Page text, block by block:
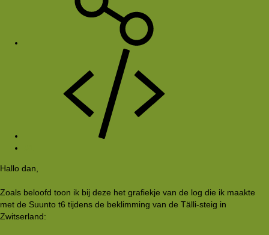
Hallo dan,
Zoals beloofd toon ik bij deze het grafiekje van de log die ik maakte
met de Suunto t6 tijdens de beklimming van de Tälli-steig in
Zwitserland: